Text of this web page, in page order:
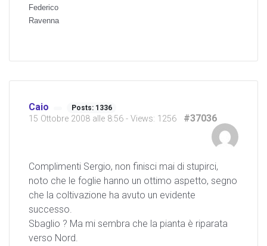
Federico
Ravenna
Caio Posts: 1336
15 Ottobre 2008 alle 8:56 - Views: 1256 #37036
Complimenti Sergio, non finisci mai di stupirci,
noto che le foglie hanno un ottimo aspetto, segno
che la coltivazione ha avuto un evidente
successo.
Sbaglio ? Ma mi sembra che la pianta è riparata
verso Nord.